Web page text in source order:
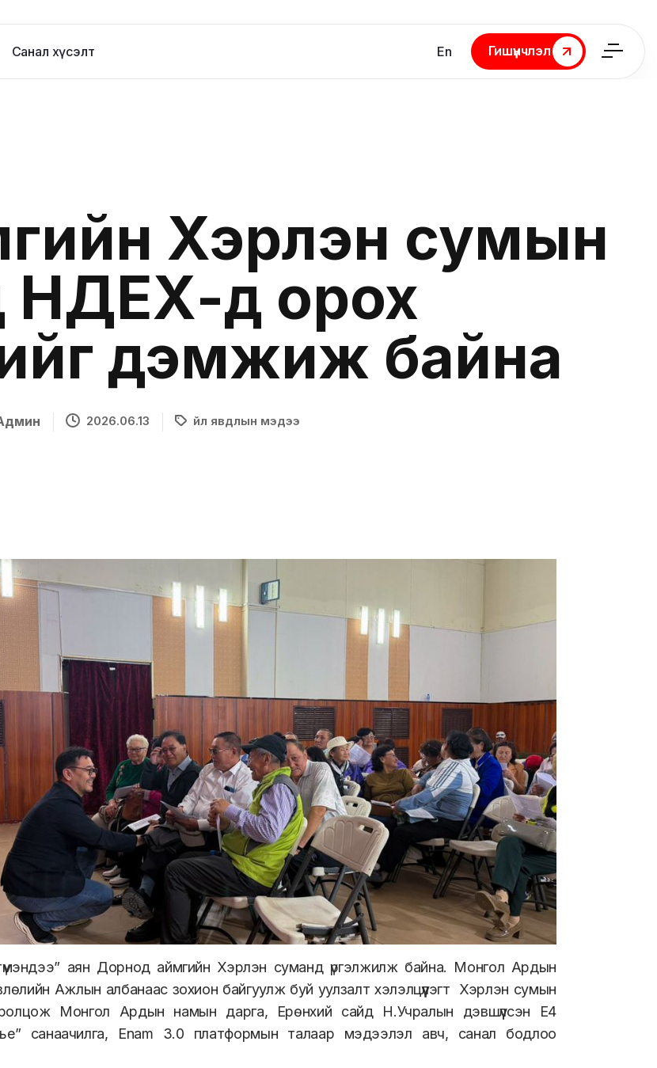
Санал хүсэлт En
Гишүүнчлэл
Гишүүнчлэл
Хэрлэн сумын
НДЕХ-д орох
дэмжиж байна
2026.06.13 Үйл явдлын мэдээ
аян Дорнод аймгийн Хэрлэн суманд үргэлжилжбайна. Монгол Ардын
Ажлын албанаас зохион байгуулж буй уулзалт хэлэлцүүлэгт
Хэрлэн сумын
Монгол Ардын намын дарга, Ерөнхий сайд Н.Учралын дэвшүүлсэн Е4
санаачилга, Enam 3.0 платформын талаар мэдээлэл авч, санал бодлоо